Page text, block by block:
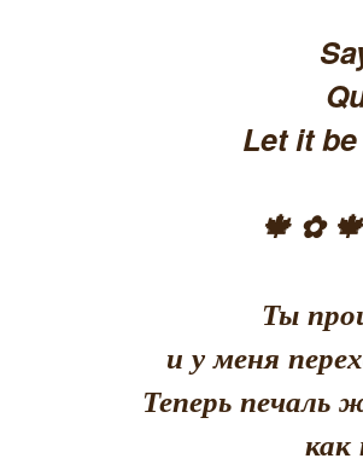
Let it
🍁 ✿
Ты
и у меня
Теперь печаль